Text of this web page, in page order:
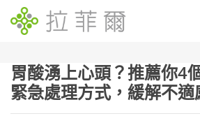
胃酸湧上心頭？推薦你4
緊急處理方式，緩解不適